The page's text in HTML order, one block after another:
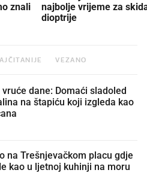
znali
najbolje vrijeme za
dioptrije
VEZANO
vruće dane: Domaći sladoled
na štapiću koji izgleda kao
na Trešnjevačkom placu gdje
kao u ljetnoj kuhinji na moru